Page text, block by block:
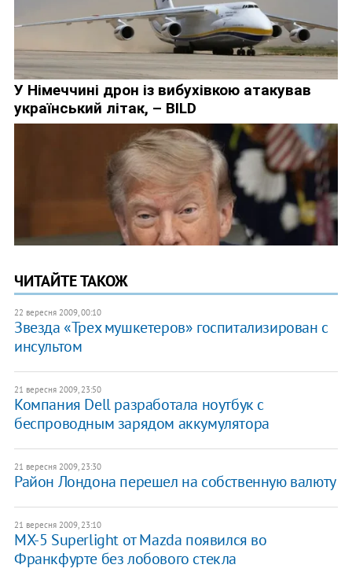
ЧИТАЙТЕ ТАКОЖ
22 вересня 2009, 00:10
Звезда «Трех мушкетеров» госпитализирован с
инсультом
21 вересня 2009, 23:50
Компания Dell разработала ноутбук с
беспроводным зарядом аккумулятора
21 вересня 2009, 23:30
Район Лондона перешел на собственную валюту
21 вересня 2009, 23:10
MX-5 Superlight от Mazda появился во
Франкфурте без лобового стекла